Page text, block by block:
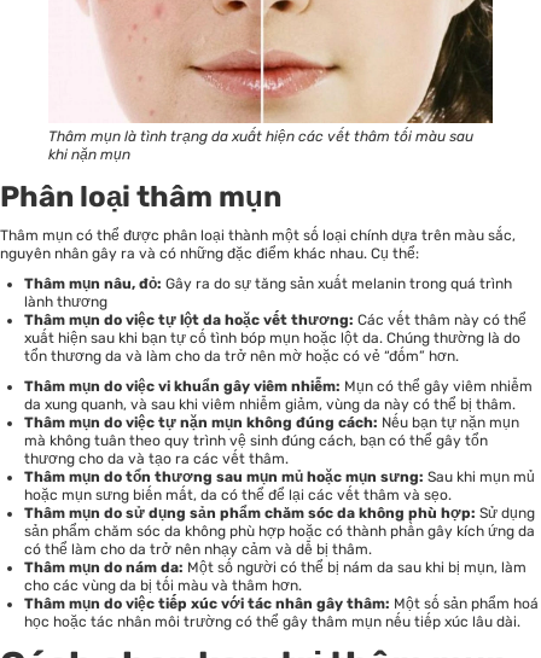
Thâm mụn là tình trạng da xuất hiện các vết thâm tối màu sau
khi nặn mụn
Phân loại thâm mụn
Thâm mụn có thể được phân loại thành một số loại chính dựa trên màu sắc,
nguyên nhân gây ra và có những đặc điểm khác nhau. Cụ thể:
Thâm mụn nâu, đỏ: Gây ra do sự tăng sản xuất melanin trong quá trình
lành thương
Thâm mụn do việc tự lột da hoặc vết thương: Các vết thâm này có thể
xuất hiện sau khi bạn tự cố tình bóp mụn hoặc lột da. Chúng thường là do
tổn thương da và làm cho da trở nên mờ hoặc có vẻ “đốm” hơn.
Thâm mụn do việc vi khuẩn gây viêm nhiễm: Mụn có thể gây viêm nhiễm
da xung quanh, và sau khi viêm nhiễm giảm, vùng da này có thể bị thâm.
Thâm mụn do việc tự nặn mụn không đúng cách: Nếu bạn tự nặn mụn
mà không tuân theo quy trình vệ sinh đúng cách, bạn có thể gây tổn
thương cho da và tạo ra các vết thâm.
Thâm mụn do tổn thương sau mụn mủ hoặc mụn sưng: Sau khi mụn mủ
hoặc mụn sưng biến mất, da có thể để lại các vết thâm và sẹo.
Thâm mụn do sử dụng sản phẩm chăm sóc da không phù hợp: Sử dụng
sản phẩm chăm sóc da không phù hợp hoặc có thành phần gây kích ứng da
có thể làm cho da trở nên nhạy cảm và dễ bị thâm.
Thâm mụn do nám da: Một số người có thể bị nám da sau khi bị mụn, làm
cho các vùng da bị tối màu và thâm hơn.
Thâm mụn do việc tiếp xúc với tác nhân gây thâm: Một số sản phẩm hoá
học hoặc tác nhân môi trường có thể gây thâm mụn nếu tiếp xúc lâu dài.